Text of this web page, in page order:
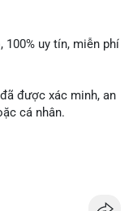
uy tín, miễn phí
được xác minh, an
cá nhân.